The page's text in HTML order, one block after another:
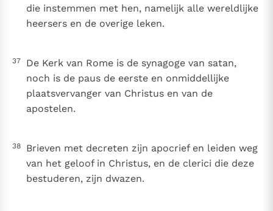
die instemmen met hen, namelijk alle wereldlijke
heersers en de overige leken.
37
De Kerk van Rome is de synagoge van satan,
noch is de paus de eerste en onmiddellijke
plaatsvervanger van Christus en van de
apostelen.
38
Brieven met decreten zijn apocrief en leiden weg
van het geloof in Christus, en de clerici die deze
bestuderen, zijn dwazen.